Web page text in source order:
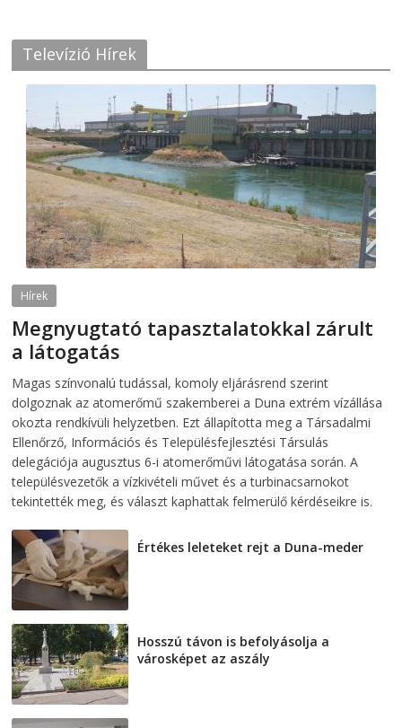
Televízió Hírek
Hírek
Megnyugtató tapasztalatokkal zárult
a látogatás
Magas színvonalú tudással, komoly eljárásrend szerint
dolgoznak az atomerőmű szakemberei a Duna extrém vízállása
okozta rendkívüli helyzetben. Ezt állapította meg a Társadalmi
Ellenőrző, Információs és Településfejlesztési Társulás
delegációja augusztus 6-i atomerőművi látogatása során. A
településvezetők a vízkivételi művet és a turbinacsarnokot
tekintették meg, és választ kaphattak felmerülő kérdéseikre is.
Értékes leleteket rejt a Duna-meder
Hosszú távon is befolyásolja a
városképet az aszály